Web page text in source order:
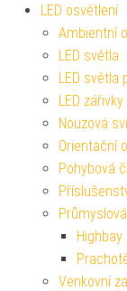
LED osvětlení
Ambientní
LED světla
LED světla
LED zářivky
Nouzová
Orientační
Pohybová
Highbay
Venkovní